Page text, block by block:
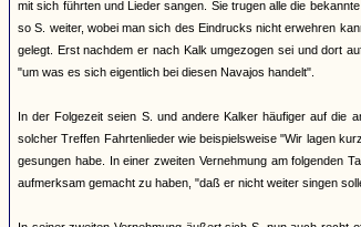
mit sich führten und Lieder sangen. Sie trugen alle die
so S. weiter, wobei man sich des Eindrucks nicht erwehren
gelegt. Erst nachdem er nach Kalk umgezogen sei und dort
"um was es sich eigentlich bei diesen Navajos handelt".
In der Folgezeit seien S. und andere Kalker häufiger auf die
solcher Treffen Fahrtenlieder wie beispielsweise "Wir lagen
gesungen habe. In einer zweiten Vernehmung am folgenden
aufmerksam gemacht zu haben, "daß er nicht weiter singen